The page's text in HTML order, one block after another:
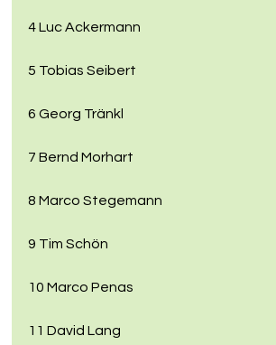
4 Luc Ackermann
5 Tobias Seibert
6 Georg Tränkl
7 Bernd Morhart
8 Marco Stegemann
9 Tim Schön
10 Marco Penas
11 David Lang